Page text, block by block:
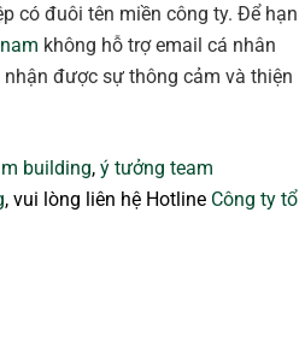
có đuôi tên miền công ty. Để hạn
không hỗ trợ email cá nhân
được sự thông cảm và thiện
building, ý tưởng team
, vui lòng liên hệ Hotline Công ty tổ